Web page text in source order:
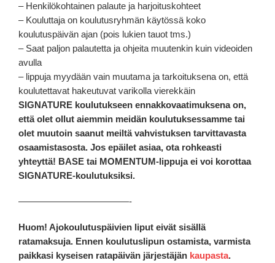
– Henkilökohtainen palaute ja harjoituskohteet
– Kouluttaja on koulutusryhmän käytössä koko
koulutuspäivän ajan (pois lukien tauot tms.)
– Saat paljon palautetta ja ohjeita muutenkin kuin videoiden
avulla
– lippuja myydään vain muutama ja tarkoituksena on, että
koulutettavat hakeutuvat varikolla vierekkäin
SIGNATURE koulutukseen ennakkovaatimuksena on,
että olet ollut aiemmin meidän koulutuksessamme tai
olet muutoin saanut meiltä vahvistuksen tarvittavasta
osaamistasosta. Jos epäilet asiaa, ota rohkeasti
yhteyttä! BASE tai MOMENTUM-lippuja ei voi korottaa
SIGNATURE-koulutuksiksi.
————————————-
Huom! Ajokoulutuspäivien liput eivät sisällä
ratamaksuja. Ennen koulutuslipun ostamista, varmista
paikkasi kyseisen ratapäivän järjestäjän kaupasta.